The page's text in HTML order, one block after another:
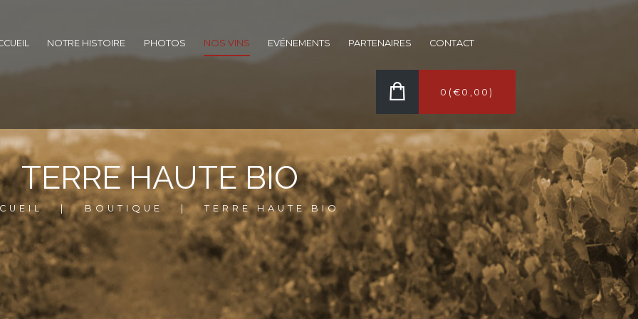
NOTRE HISTOIRE PHOTOS NOS VINS EVÉNEMENTS PARTENAIRES CONTACT
0 (€0,00)
TERRE HAUTE BIO
BOUTIQUE TERRE HAUTE BIO